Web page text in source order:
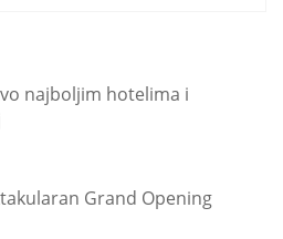
najboljim hotelima i
Grand Opening